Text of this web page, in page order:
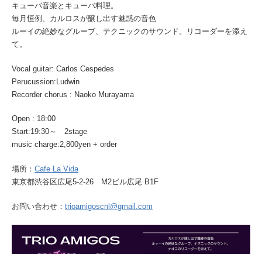
キューバ音楽とキューバ料理。
毎月恒例、カルロスが醸し出す魅惑の音色
ルーイの絶妙なグルーブ、テクニックのサウンド。リコーダーを添え
て。
Vocal guitar: Carlos Cespedes
Perucussion:Ludwin
Recorder chorus : Naoko Murayama
Open : 18:00
Start:19:30～ 2stage
music charge:2,800yen + order
場所： Cafe La Vida
東京都渋谷区広尾5-2-26 M2ビル広尾 B1F
お問い合わせ： trioamigoscnl@gmail.com